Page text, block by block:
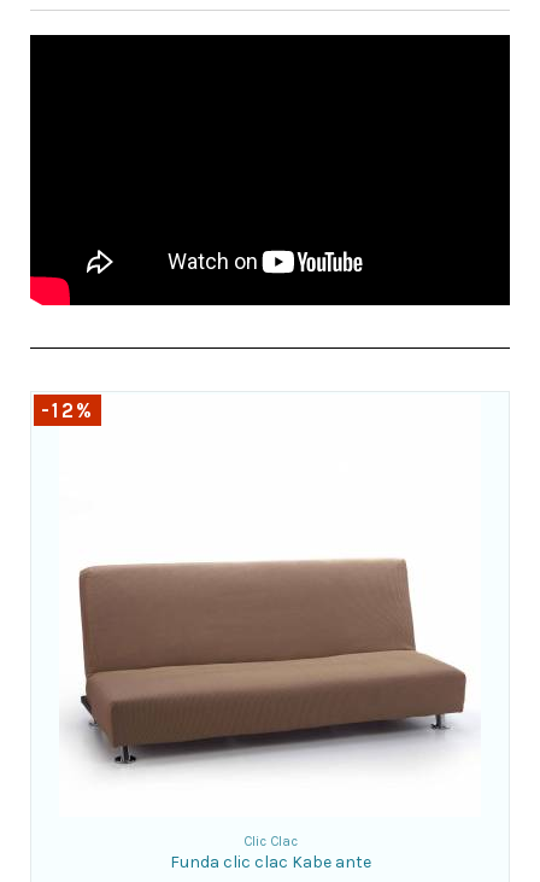
-12%
Clic Clac
Funda clic clac Kabe ante